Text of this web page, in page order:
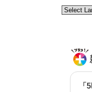
「